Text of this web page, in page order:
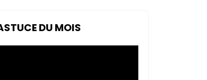
DU MOIS